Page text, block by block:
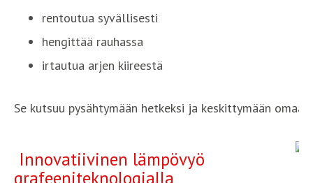
rentoutua syvällisesti
hengittää rauhassa
irtautua arjen kiireestä
Se kutsuu pysähtymään hetkeksi ja keskittymään
Innovatiivinen lämpövyö
grafeeniteknologialla